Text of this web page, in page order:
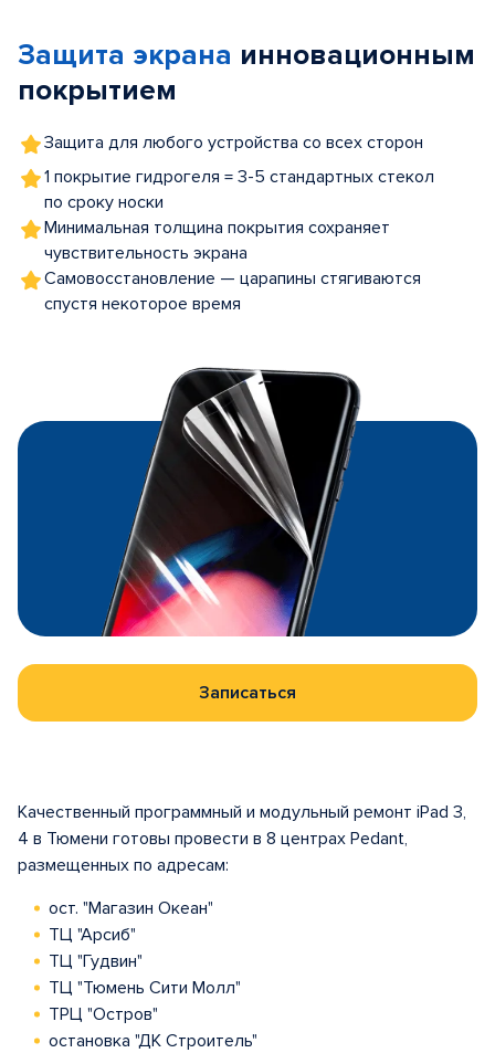
5
Защита экрана инновационным
покрытием
Защита для любого устройства со всех сторон
1 покрытие гидрогеля = 3-5 стандартных стекол
по сроку носки
Минимальная толщина покрытия сохраняет
чувствительность экрана
Самовосстановление — царапины стягиваются
спустя некоторое время
Записаться
Качественный программный и модульный ремонт iPad 3,
4 в Тюмени готовы провести в 8 центрах Pedant,
размещенных по адресам:
ост. "Магазин Океан"
ТЦ "Арсиб"
ТЦ "Гудвин"
ТЦ "Тюмень Сити Молл"
ТРЦ "Остров"
остановка "ДК Строитель"